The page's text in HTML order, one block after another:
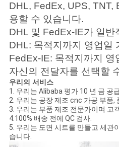
DHL, FedEx, UPS, TNT,
용할 수 있습니다.
DHL 및 FedEx-IE가 일반
DHL: 목적지까지 영업일
FedEx-IE: 목적지까지 영
자신의 전달자를 선택할
우리의 서비스
1. 우리는 Alibaba 평가 10 년 금 공
2. 우리는 공장 제조 cnc 가공 부품,
3. 우리는 부품 제조 전문가이며 고
4.100% 배송 전에 QC 검사.
5. 우리는 도면 시트를 만들고 세관
습니다.